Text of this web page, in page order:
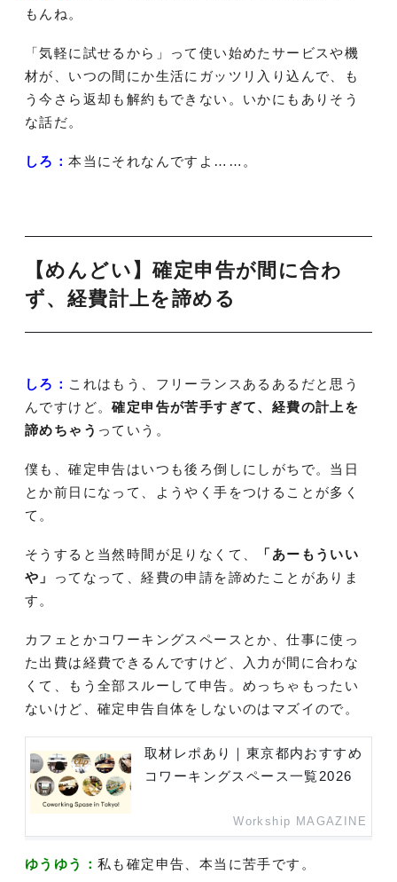
もんね。
「気軽に試せるから」って使い始めたサービスや機
材が、いつの間にか生活にガッツリ入り込んで、も
う今さら返却も解約もできない。いかにもありそう
な話だ。
しろ：本当にそれなんですよ……。
【めんどい】確定申告が間に合わ
ず、経費計上を諦める
しろ： これはもう、フリーランスあるあるだと思う
んですけど。確定申告が苦手すぎて、経費の計上を
諦めちゃう っていう。
僕も、確定申告はいつも後ろ倒しにしがちで。当日
とか前日になって、ようやく手をつけることが多く
て。
そうすると当然時間が足りなくて、
「あーもういい
や」
ってなって、経費の申請を諦めたことがありま
す。
カフェとかコワーキングスペースとか、仕事に使っ
た出費は経費できるんですけど、入力が間に合わな
くて、もう全部スルーして申告。めっちゃもったい
ないけど、確定申告自体をしないのはマズイので。
取材レポあり｜東京都内おすすめ
コワーキングスペース一覧2026
Workship MAGAZINE
ゆうゆう： 私も確定申告、本当に苦手です。